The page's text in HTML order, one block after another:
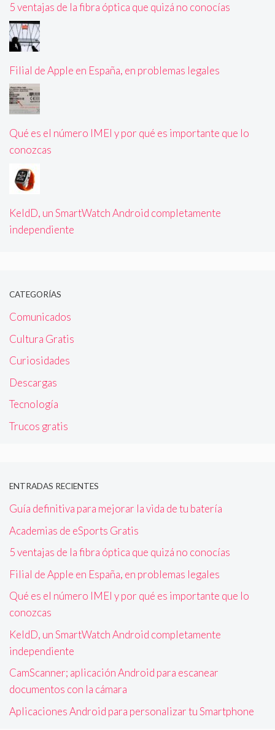
5 ventajas de la fibra óptica que quizá no conocías
Filial de Apple en España, en problemas legales
Qué es el número IMEI y por qué es importante que lo
conozcas
KeldD, un SmartWatch Android completamente
independiente
CATEGORÍAS
Comunicados
Cultura Gratis
Curiosidades
Descargas
Tecnología
Trucos gratis
ENTRADAS RECIENTES
Guía definitiva para mejorar la vida de tu batería
Academias de eSports Gratis
5 ventajas de la fibra óptica que quizá no conocías
Filial de Apple en España, en problemas legales
Qué es el número IMEI y por qué es importante que lo
conozcas
KeldD, un SmartWatch Android completamente
independiente
CamScanner; aplicación Android para escanear
documentos con la cámara
Aplicaciones Android para personalizar tu Smartphone